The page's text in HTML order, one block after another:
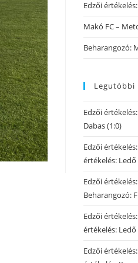
Edzői
Makó FC –
Beharangozó:
Legutóbbi
Edzői
Dabas (1:0)
Edzői
értékelés: Ledő
Edzői
Beharangozó:
Edzői
értékelés: Ledő
Edzői